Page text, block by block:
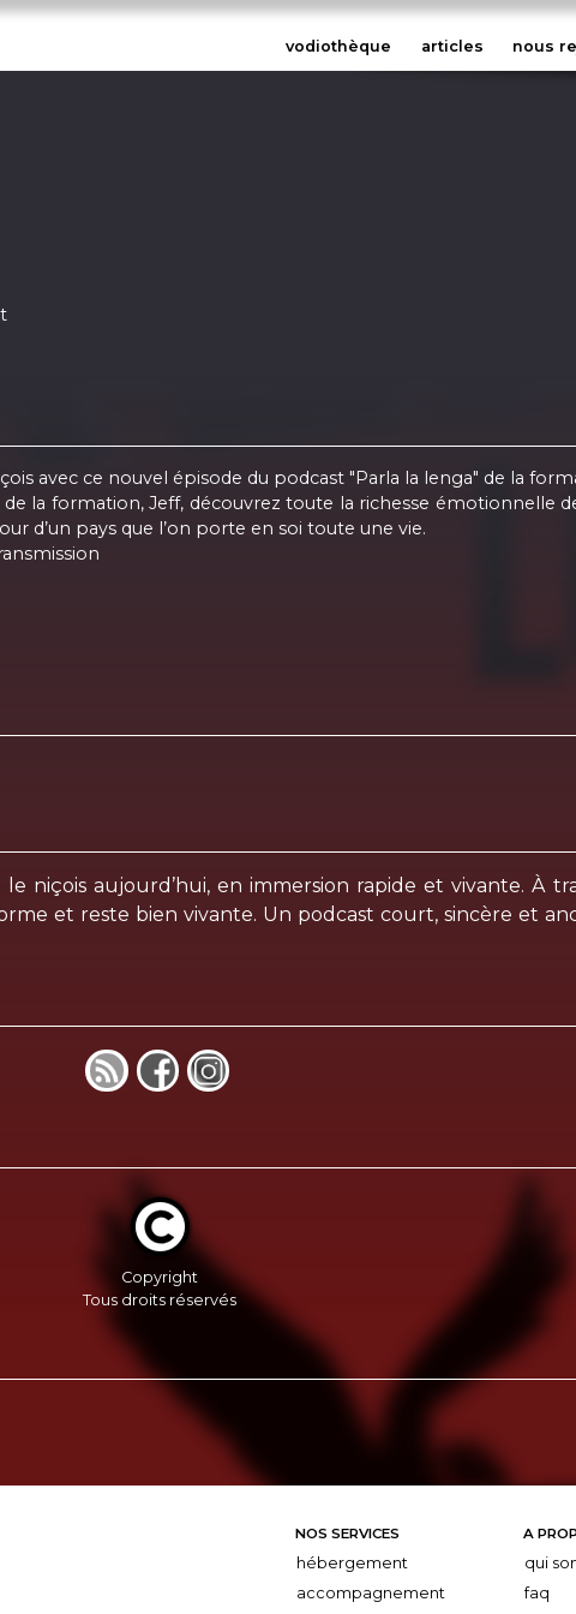
vodiothèque articles nous
avec ce nouvel épisode du podcast "Parla la lenga" de la
la formation, Jeff, découvrez toute la richesse émotionnelle
d’un pays que l’on porte en soi toute une vie.
niçois aujourd’hui, en immersion rapide et vivante. À
et reste bien vivante. Un podcast court, sincère et
Copyright
Tous droits réservés
NOS SERVICES
hébergement
accompagnement
A
qui
faq